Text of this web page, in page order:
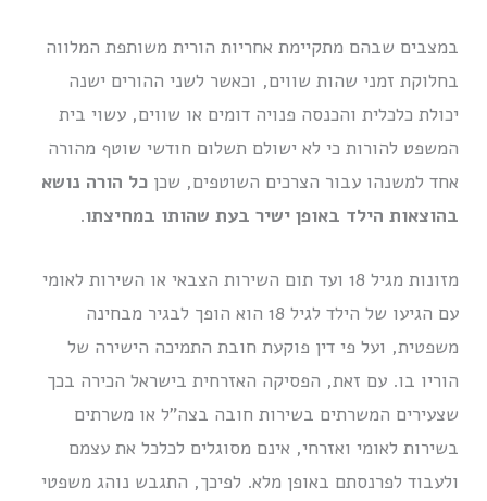
במצבים שבהם מתקיימת אחריות הורית משותפת המלווה
בחלוקת זמני שהות שווים, וכאשר לשני ההורים ישנה
יכולת כלכלית והכנסה פנויה דומים או שווים, עשוי בית
המשפט להורות כי לא ישולם תשלום חודשי שוטף מהורה
אחד למשנהו עבור הצרכים השוטפים, שכןכל הורה נושא
בהוצאות הילד באופן ישיר בעת שהותו במחיצתו.
מזונות מגיל 18 ועד תום השירות הצבאי או השירות לאומי
עם הגיעו של הילד לגיל 18 הוא הופך לבגיר מבחינה
משפטית, ועל פי דין פוקעת חובת התמיכה הישירה של
הוריו בו. עם זאת, הפסיקה האזרחית בישראל הכירה בכך
שצעירים המשרתים בשירות חובה בצה”ל או משרתים
בשירות לאומי ואזרחי, אינם מסוגלים לכלכל את עצמם
ולעבוד לפרנסתם באופן מלא. לפיכך, התגבש נוהג משפטי